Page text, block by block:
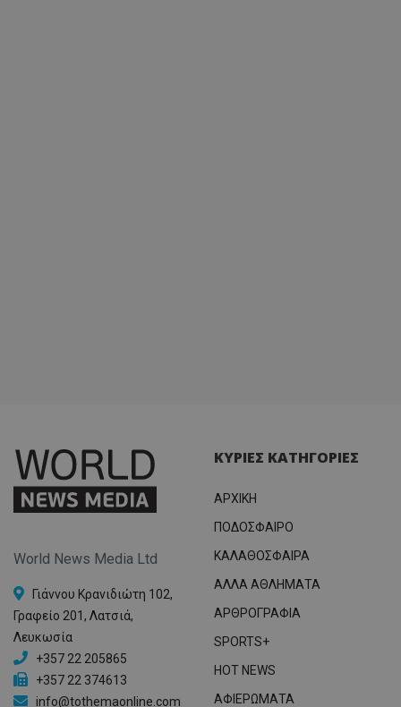
World News Media Ltd
Γιάννου Κρανιδιώτη 102,
Γραφείο 201, Λατσιά,
Λευκωσία
+357 22 205865
+357 22 374613
info@tothemaonline.com
ΚΥΡΙΕΣ ΚΑΤΗΓΟΡΙΕΣ
ΑΡΧΙΚΗ
ΠΟΔΟΣΦΑΙΡΟ
ΚΑΛΑΘΟΣΦΑΙΡΑ
ΑΛΛΑ ΑΘΛΗΜΑΤΑ
ΑΡΘΡΟΓΡΑΦΙΑ
SPORTS+
HOT NEWS
ΑΦΙΕΡΩΜΑΤΑ